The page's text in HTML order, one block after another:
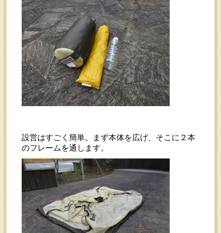
設営はすごく簡単。まず本体を広げ、そこに２本
のフレームを通します。